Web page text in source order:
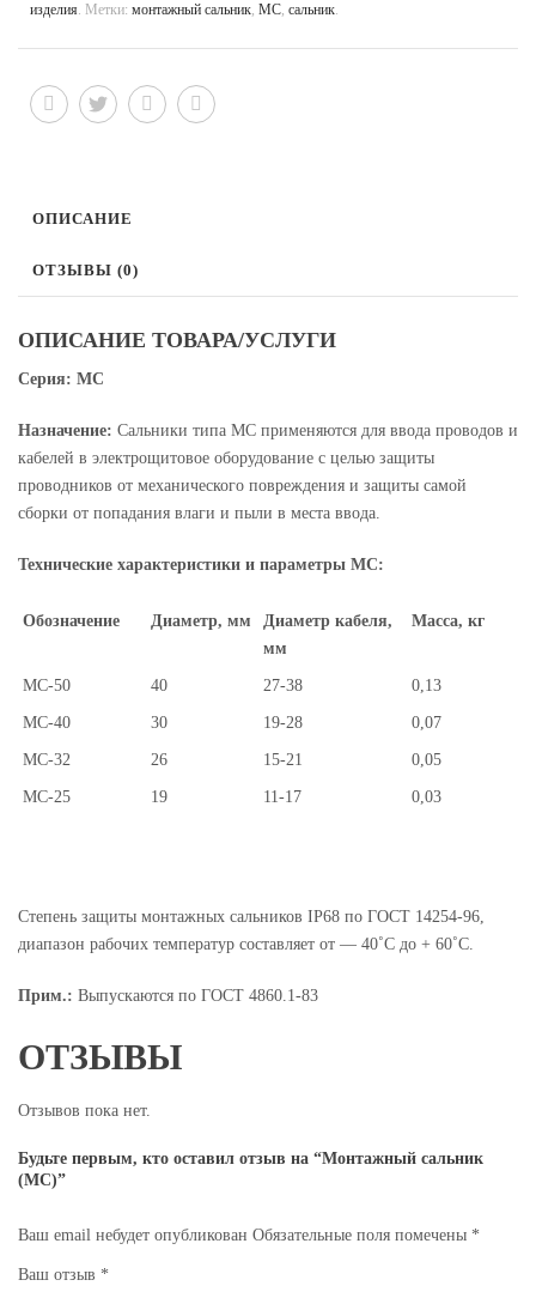
изделия. Метки: монтажный сальник, МС, сальник.
ОПИСАНИЕ
ОТЗЫВЫ (0)
ОПИСАНИЕ ТОВАРА/УСЛУГИ
Серия: МС
Назначение: Сальники типа МС применяются для ввода проводов и
кабелей в электрощитовое оборудование с целью защиты
проводников от механического повреждения и защиты самой
сборки от попадания влаги и пыли в места ввода.
Технические характеристики и параметры МС:
Обозначение Диаметр, мм
Диаметр кабеля,
мм
Масса, кг
МС-50 40 27-38 0,13
МС-40 30 19-28 0,07
МС-32 26 15-21 0,05
МС-25 19 11-17 0,03
Степень защиты монтажных сальников IР68 по ГОСТ 14254-96,
диапазон рабочих температур составляет от — 40˚С до + 60˚С.
Прим.: Выпускаются по ГОСТ 4860.1-83
ОТЗЫВЫ
Отзывов пока нет.
Будьте первым, кто оставил отзыв на “Монтажный сальник
(МС)”
Ваш email небудет опубликован Обязательные поля помечены *
Ваш отзыв *